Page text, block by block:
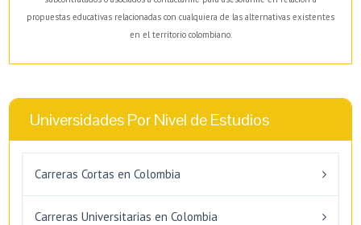
propuestas educativas relacionadas con cualquiera de las alternativas existentes
en el territorio colombiano.
Universidades Por Nivel de Estudios
Carreras Cortas en Colombia
Carreras Universitarias en Colombia